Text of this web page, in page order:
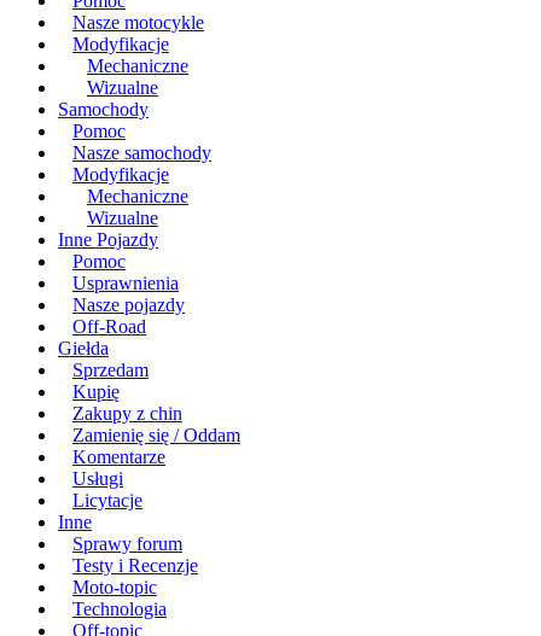
Nasze motocykle
Modyfikacje
Mechaniczne
Wizualne
Samochody
Pomoc
Nasze samochody
Modyfikacje
Mechaniczne
Wizualne
Inne Pojazdy
Pomoc
Usprawnienia
Nasze pojazdy
Off-Road
Giełda
Sprzedam
Kupię
Zakupy z chin
Zamienię się / Oddam
Komentarze
Usługi
Licytacje
Inne
Sprawy forum
Testy i Recenzje
Moto-topic
Technologia
Off-topic